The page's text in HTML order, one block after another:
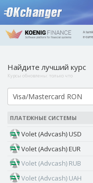
Найдите лучший курс
Курсы обновлены: только что
ПЛАТЕЖНЫЕ СИСТЕМЫ
Volet (Advcash) USD
Volet (Advcash) EUR
Volet (Advcash) RUB
Volet (Advcash) UAH